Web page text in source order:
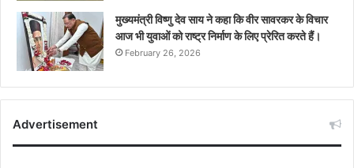
मुख्यमंत्री विष्णु देव साय ने कहा कि वीर सावरकर के विचार
आज भी युवाओं को राष्ट्र निर्माण के लिए प्रेरित करते हैं।
February 26, 2026
Advertisement